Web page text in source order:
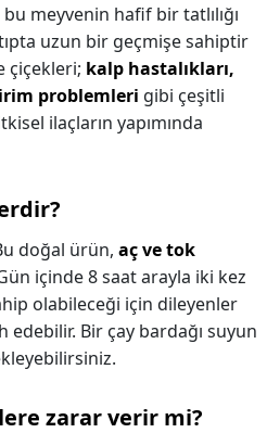
meyvenin hafif bir tatlılığı
uzun bir geçmişe sahiptir
çiçekleri; kalp hastalıkları,
problemleri gibi çeşitli
ilaçların yapımında
doğal ürün, aç ve tok
içinde 8 saat arayla iki kez
olabileceği için dileyenler
edebilir. Bir çay bardağı suyun
zarar verir mi?